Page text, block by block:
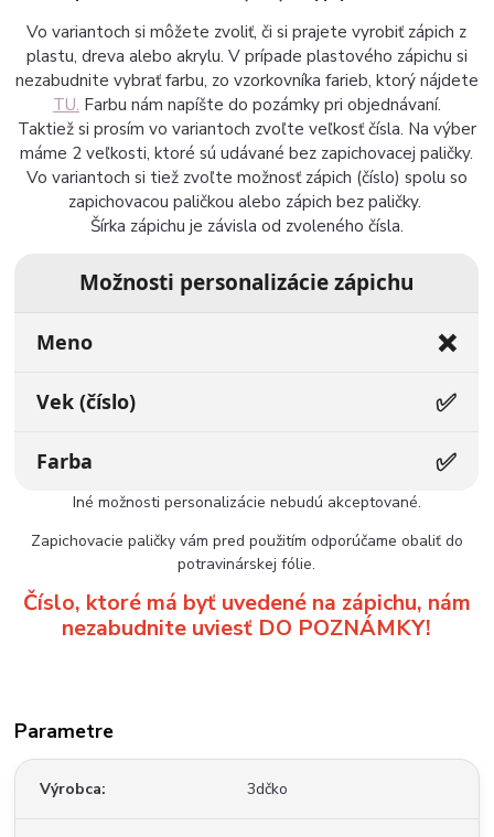
Vo variantoch si môžete zvoliť, či si prajete vyrobiť zápich z
plastu, dreva alebo akrylu. V prípade plastového zápichu si
nezabudnite vybrať farbu, zo vzorkovníka farieb, ktorý nájdete
TU. Farbu nám napíšte do pozámky pri objednávaní.
Taktiež si prosím vo variantoch zvoľte veľkosť čísla. Na výber
máme 2 veľkosti, ktoré sú udávané bez zapichovacej paličky.
Vo variantoch si tiež zvoľte možnosť zápich (číslo) spolu so
zapichovacou paličkou alebo zápich bez paličky.
Šírka zápichu je závisla od zvoleného čísla.
Možnosti personalizácie zápichu
Meno ❌
Vek (číslo) ✅
Farba ✅
Iné možnosti personalizácie nebudú akceptované.
Zapichovacie paličky vám pred použitím odporúčame obaliť do
potravinárskej fólie.
Číslo, ktoré má byť uvedené na zápichu, nám
nezabudnite uviesť DO POZNÁMKY!
Parametre
Výrobca 3dčko